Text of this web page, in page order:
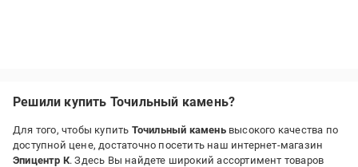
Решили купить Точильный камень?
Для того, чтобы купить Точильный каменьвысокого качества по
доступной цене, достаточно посетить наш интернет-магазин
Эпицентр К. Здесь Вы найдете широкий ассортимент товаров